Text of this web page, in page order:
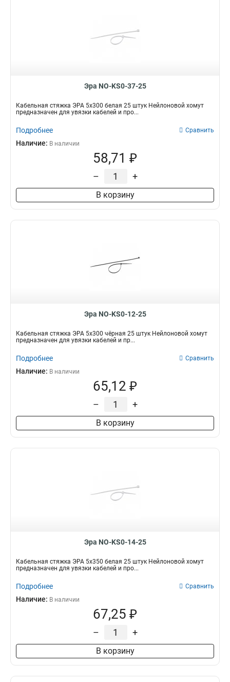
Эра NO-KS0-37-25
Кабельная стяжка ЭРА 5x300 белая 25 штук Нейлоновой хомут
предназначен для увязки кабелей и про...
Подробнее Сравнить
Наличие: В наличии
58,71 ₽
– +
В корзину
Эра NO-KS0-12-25
Кабельная стяжка ЭРА 5x300 чёрная 25 штук Нейлоновой хомут
предназначен для увязки кабелей и пр...
Подробнее Сравнить
Наличие: В наличии
65,12 ₽
– +
В корзину
Эра NO-KS0-14-25
Кабельная стяжка ЭРА 5х350 белая 25 штук Нейлоновой хомут
предназначен для увязки кабелей и про...
Подробнее Сравнить
Наличие: В наличии
67,25 ₽
– +
В корзину